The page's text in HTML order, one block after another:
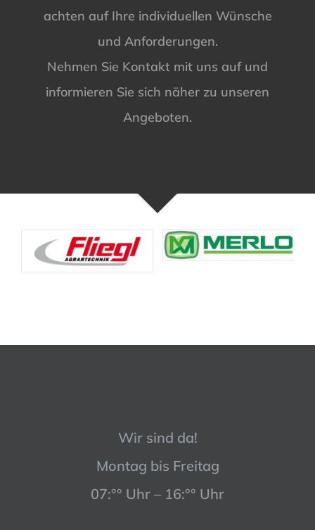
achten auf Ihre individuellen Wünsche
und Anforderungen.
Nehmen Sie Kontakt mit uns auf und
informieren Sie sich näher zu unseren
Angeboten.
Wir sind da!
Montag bis Freitag
07:°° Uhr – 16:°° Uhr